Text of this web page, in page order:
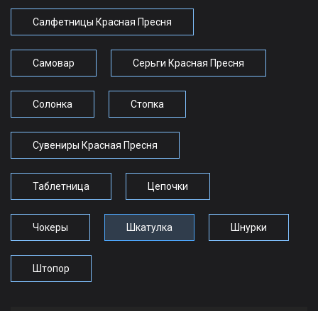
Салфетницы Красная Пресня
Самовар Серьги Красная Пресня
Солонка Стопка
Сувениры Красная Пресня
Таблетница Цепочки
Чокеры Шкатулка Шнурки
Штопор